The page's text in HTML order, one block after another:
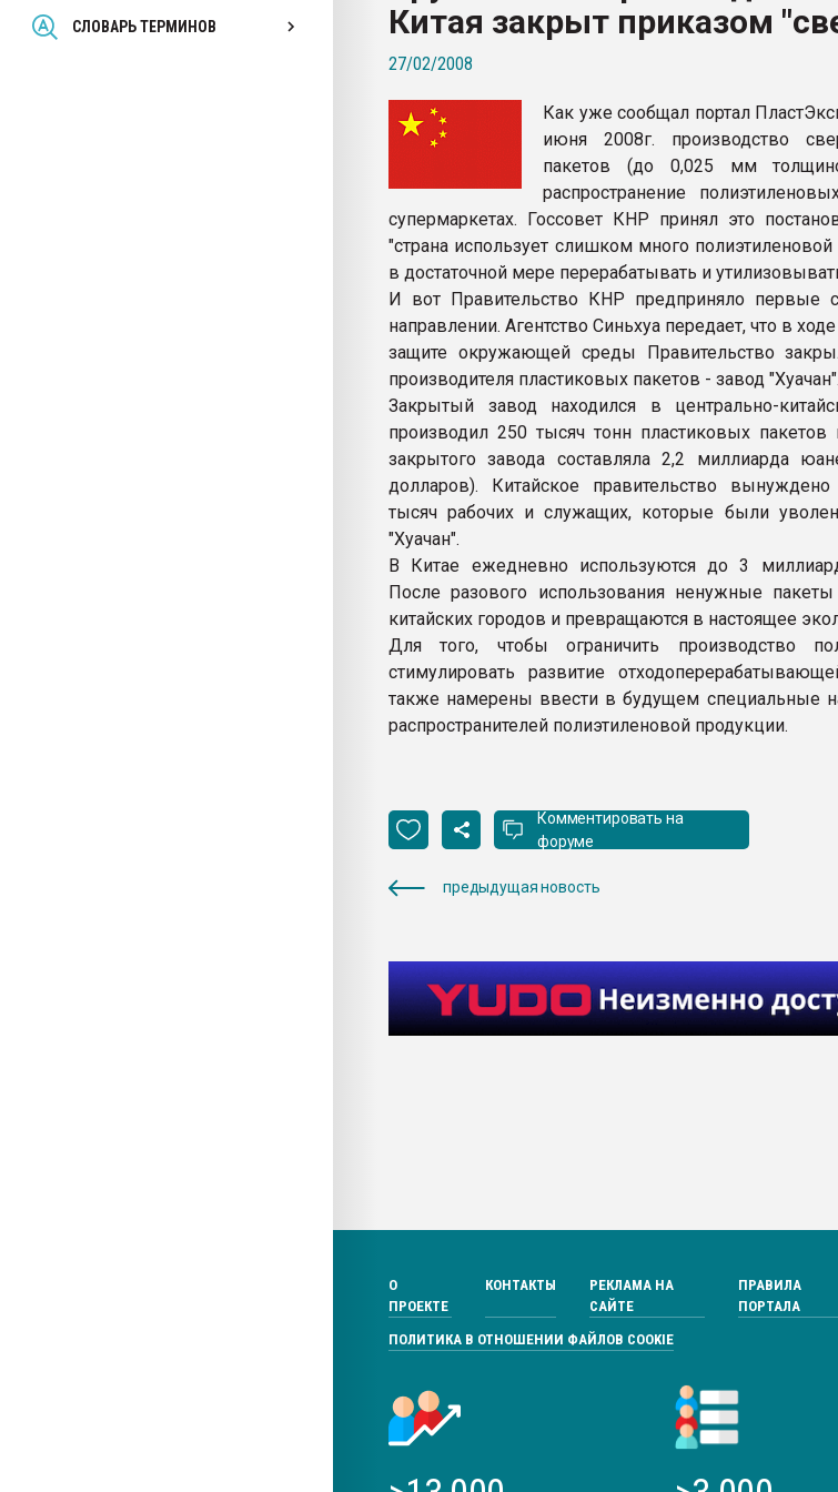
СЛОВАРЬ ТЕРМИНОВ
Всё, что касается выдува ПЭТ
бутылок
ПЕРЕЙТИ НА ФОРУМ
Китая закрыт приказом
27/02/2008
Как уже сообщал портал
июня 2008г. производство
пакетов (до 0,025 мм
распространение
супермаркетах. Госсовет КНР принял это
"страна использует слишком много
в достаточной мере перерабатывать и
И вот Правительство КНР предприняло первые
направлении. Агентство Синьхуа передает, что в
защите окружающей среды Правительство
производителя пластиковых пакетов - завод "Хуачан".
Закрытый завод находился в центрально-
производил 250 тысяч тонн пластиковых
закрытого завода составляла 2,2 миллиарда
долларов). Китайское правительство
тысяч рабочих и служащих, которые были
"Хуачан".
В Китае ежедневно используются до 3
После разового использования ненужные
китайских городов и превращаются в настоящее
Для того, чтобы ограничить производство
стимулировать развитие
также намерены ввести в будущем специальные
распространителей полиэтиленовой продукции.
Комментировать на
форуме
предыдущая новость
О
ПРОЕКТЕ
КОНТАКТЫ
РЕКЛАМА НА
САЙТЕ
ПРАВИЛА
ПОРТАЛА
ПОЛИТИКА В ОТНОШЕНИИ ФАЙЛОВ COOKIE